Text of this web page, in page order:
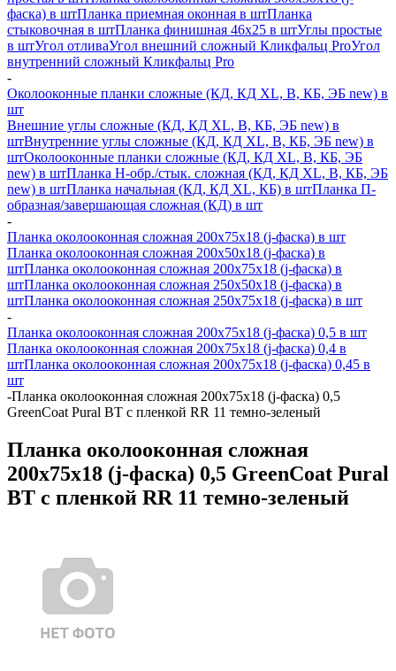
фаска) в штПланка приемная оконная в штПланка
стыковочная в штПланка финишная 46х25 в штУглы простые
в штУгол отливаУгол внешний сложный Кликфальц ProУгол
внутренний сложный Кликфальц Pro
-
Околооконные планки сложные (КД, КД XL, В, КБ, ЭБ new) в
шт
Внешние углы сложные (КД, КД XL, В, КБ, ЭБ new) в
штВнутренние углы сложные (КД, КД XL, В, КБ, ЭБ new) в
штОколооконные планки сложные (КД, КД XL, В, КБ, ЭБ
new) в штПланка H-обр./стык. сложная (КД, КД XL, В, КБ, ЭБ
new) в штПланка начальная (КД, КД XL, КБ) в штПланка П-
образная/завершающая сложная (КД) в шт
-
Планка околооконная сложная 200х75х18 (j-фаска) в шт
Планка околооконная сложная 200х50х18 (j-фаска) в
штПланка околооконная сложная 200х75х18 (j-фаска) в
штПланка околооконная сложная 250х50х18 (j-фаска) в
штПланка околооконная сложная 250х75х18 (j-фаска) в шт
-
Планка околооконная сложная 200х75х18 (j-фаска) 0,5 в шт
Планка околооконная сложная 200х75х18 (j-фаска) 0,4 в
штПланка околооконная сложная 200х75х18 (j-фаска) 0,45 в
шт
-Планка околооконная сложная 200х75х18 (j-фаска) 0,5
GreenCoat Pural BT с пленкой RR 11 темно-зеленый
Планка околооконная сложная
200х75х18 (j-фаска) 0,5 GreenCoat Pural
BT с пленкой RR 11 темно-зеленый